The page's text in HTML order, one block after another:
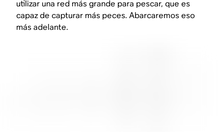
utilizar una red más grande para pescar, que es
capaz de capturar más peces. Abarcaremos eso
más adelante.